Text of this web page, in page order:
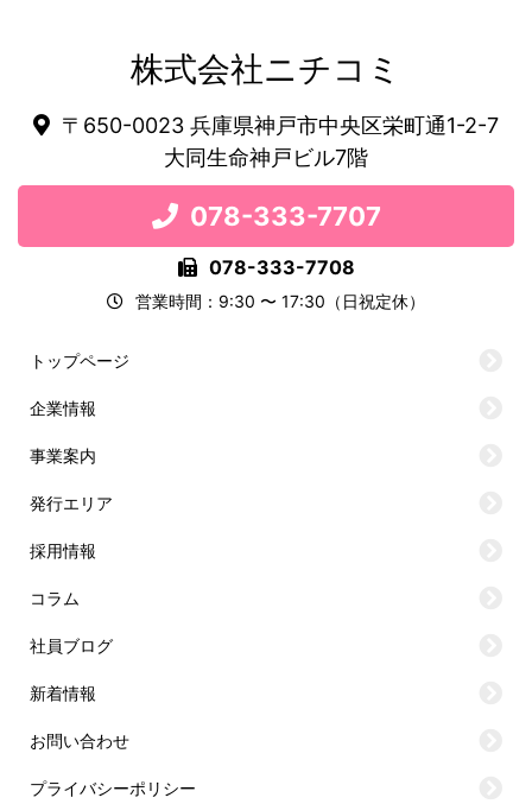
株式会社ニチコミ
〒650-0023 兵庫県神戸市中央区栄町通1-2-7
大同生命神戸ビル7階
078-333-7707
078-333-7708
営業時間：9:30 〜 17:30（日祝定休）
トップページ
企業情報
事業案内
発行エリア
採用情報
コラム
社員ブログ
新着情報
お問い合わせ
プライバシーポリシー